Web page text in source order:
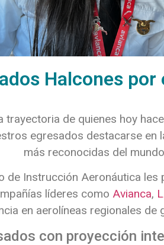
Halcones por
de quienes hoy
egresados destacarse
más reconocidas del
de Instrucción Aeronáutica
líderes como Avianca,
en aerolíneas regionales de
con proyección